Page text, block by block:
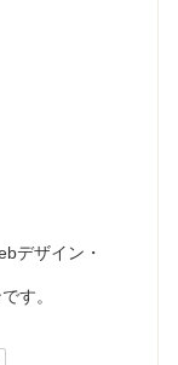
デザイン・
す。